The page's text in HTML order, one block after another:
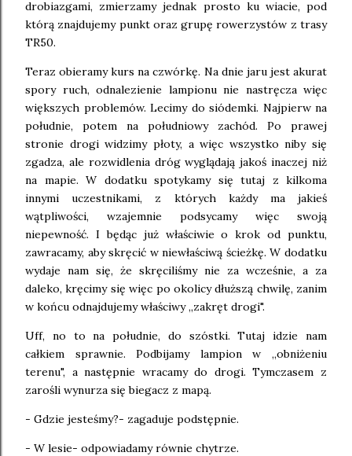
drobiazgami, zmierzamy jednak prosto ku wiacie, pod
którą znajdujemy punkt oraz grupę rowerzystów z trasy
TR50.
Teraz obieramy kurs na czwórkę. Na dnie jaru jest akurat
spory ruch, odnalezienie lampionu nie nastręcza więc
większych problemów. Lecimy do siódemki. Najpierw na
południe, potem na południowy zachód. Po prawej
stronie drogi widzimy płoty, a więc wszystko niby się
zgadza, ale rozwidlenia dróg wyglądają jakoś inaczej niż
na mapie. W dodatku spotykamy się tutaj z kilkoma
innymi uczestnikami, z których każdy ma jakieś
wątpliwości, wzajemnie podsycamy więc swoją
niepewność. I będąc już właściwie o krok od punktu,
zawracamy, aby skręcić w niewłaściwą ścieżkę. W dodatku
wydaje nam się, że skręciliśmy nie za wcześnie, a za
daleko, kręcimy się więc po okolicy dłuższą chwilę, zanim
w końcu odnajdujemy właściwy ,,zakręt drogi".
Uff, no to na południe, do szóstki. Tutaj idzie nam
całkiem sprawnie. Podbijamy lampion w ,,obniżeniu
terenu", a następnie wracamy do drogi. Tymczasem z
zarośli wynurza się biegacz z mapą.
- Gdzie jesteśmy?- zagaduje podstępnie.
- W lesie- odpowiadamy równie chytrze.